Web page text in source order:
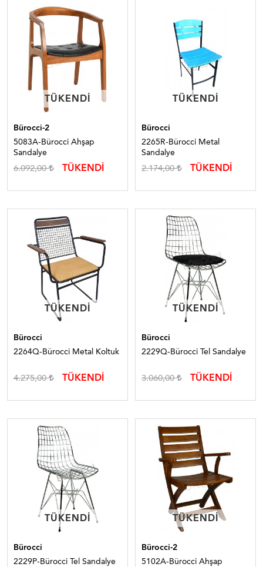
TÜKENDI
TÜKENDI
Bürocci-2
5083A-Bürocci Ahşap
Sandalye
6.092,00 TÜKENDİ
TÜKENDI
TÜKENDI
Bürocci
2265R-Bürocci Metal
Sandalye
2.174,00 TÜKENDİ
TÜKENDI
TÜKENDI
Bürocci
2264Q-Bürocci Metal Koltuk
4.275,00 TÜKENDİ
TÜKENDI
TÜKENDI
Bürocci
2229Q-Bürocci Tel Sandalye
3.060,00 TÜKENDİ
TÜKENDI
TÜKENDI
Bürocci
2229P-Bürocci Tel Sandalye
TÜKENDI
TÜKENDI
Bürocci-2
5102A-Bürocci Ahşap